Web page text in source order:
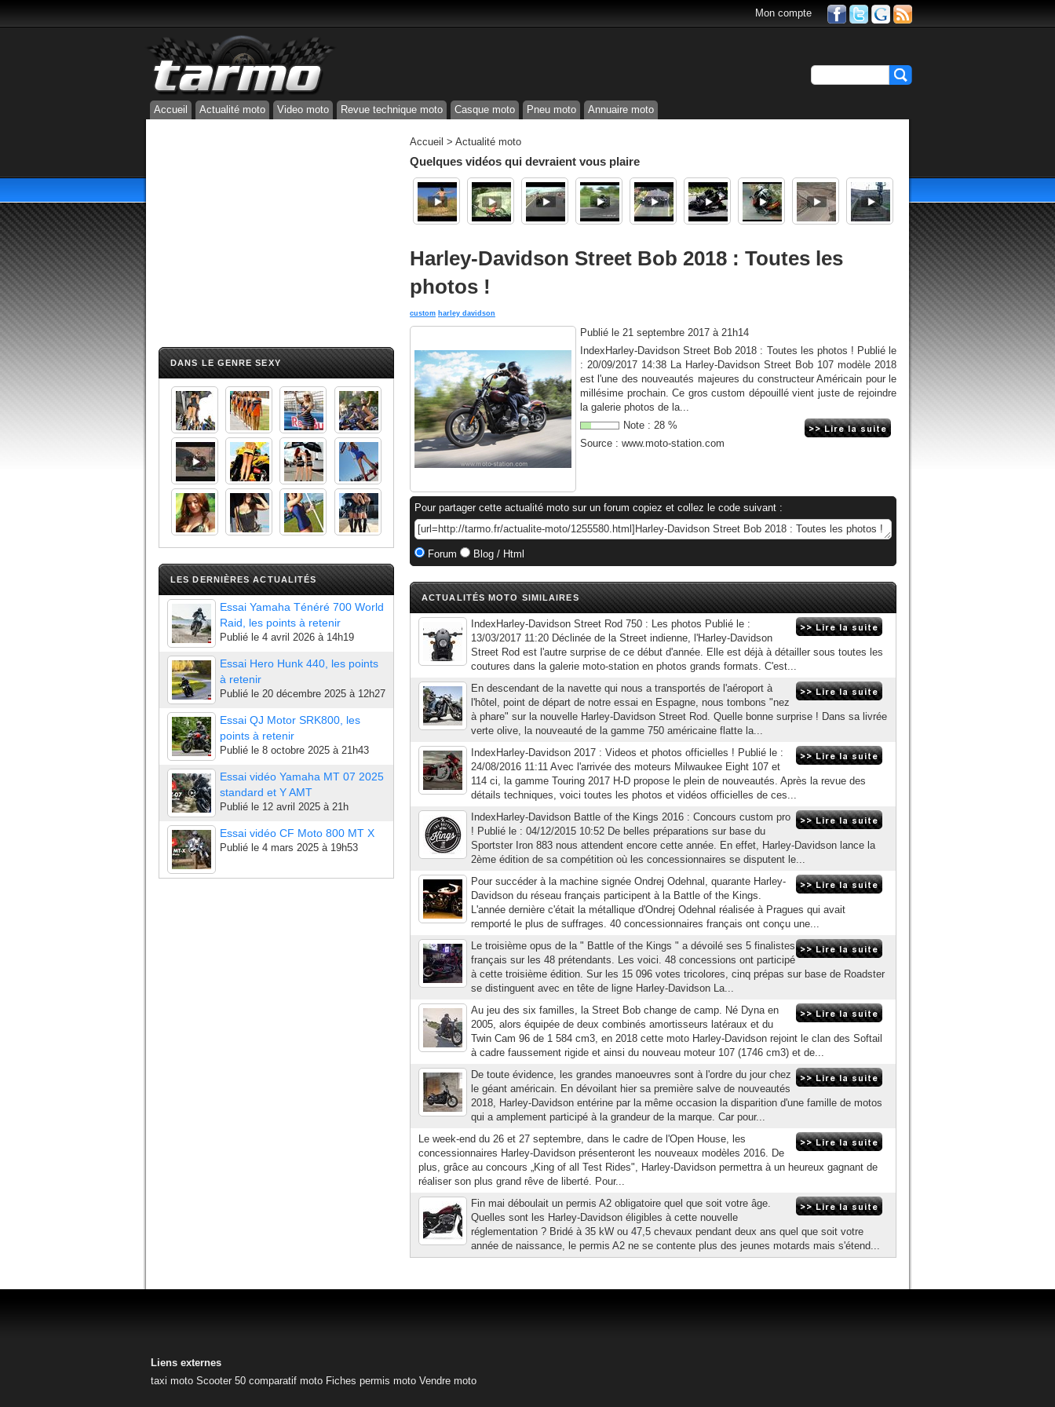
Mon compte
Accueil Actualité moto Video moto Revue technique moto Casque moto Pneu moto Annuaire moto
DANS LE GENRE SEXY
LES DERNIÈRES ACTUALITÉS
Essai Yamaha Ténéré 700 World
Raid, les points à retenir
Publié le 4 avril 2026 à 14h19
Essai Hero Hunk 440, les points
à retenir
Publié le 20 décembre 2025 à 12h27
Essai QJ Motor SRK800, les
points à retenir
Publié le 8 octobre 2025 à 21h43
Essai vidéo Yamaha MT 07 2025
standard et Y AMT
Publié le 12 avril 2025 à 21h
Essai vidéo CF Moto 800 MT X
Publié le 4 mars 2025 à 19h53
Accueil > Actualité moto
Quelques vidéos qui devraient vous plaire
Harley-Davidson Street Bob 2018 : Toutes les
photos !
custom harley davidson
Publié le 21 septembre 2017 à 21h14
IndexHarley-Davidson Street Bob 2018 : Toutes les photos ! Publié le
: 20/09/2017 14:38 La Harley-Davidson Street Bob 107 modèle 2018
est l'une des nouveautés majeures du constructeur Américain pour le
millésime prochain. Ce gros custom dépouillé vient juste de rejoindre
la galerie photos de la...
Note : 28 %
Source : www.moto-station.com
Pour partager cette actualité moto sur un forum copiez et collez le code suivant :
Forum Blog / Html
ACTUALITÉS MOTO SIMILAIRES
IndexHarley-Davidson Street Rod 750 : Les photos Publié le :
13/03/2017 11:20 Déclinée de la Street indienne, l'Harley-Davidson
Street Rod est l'autre surprise de ce début d'année. Elle est déjà à détailler sous toutes les
coutures dans la galerie moto-station en photos grands formats. C'est...
En descendant de la navette qui nous a transportés de l'aéroport à
l'hôtel, point de départ de notre essai en Espagne, nous tombons "nez
à phare" sur la nouvelle Harley-Davidson Street Rod. Quelle bonne surprise ! Dans sa livrée
verte olive, la nouveauté de la gamme 750 américaine flatte la...
IndexHarley-Davidson 2017 : Videos et photos officielles ! Publié le :
24/08/2016 11:11 Avec l'arrivée des moteurs Milwaukee Eight 107 et
114 ci, la gamme Touring 2017 H-D propose le plein de nouveautés. Après la revue des
détails techniques, voici toutes les photos et vidéos officielles de ces...
IndexHarley-Davidson Battle of the Kings 2016 : Concours custom pro
! Publié le : 04/12/2015 10:52 De belles préparations sur base du
Sportster Iron 883 nous attendent encore cette année. En effet, Harley-Davidson lance la
2ème édition de sa compétition où les concessionnaires se disputent le...
Pour succéder à la machine signée Ondrej Odehnal, quarante Harley-
Davidson du réseau français participent à la Battle of the Kings.
L'année dernière c'était la métallique d'Ondrej Odehnal réalisée à Pragues qui avait
remporté le plus de suffrages. 40 concessionnaires français ont conçu une...
Le troisième opus de la " Battle of the Kings " a dévoilé ses 5 finalistes
français sur les 48 prétendants. Les voici. 48 concessions ont participé
à cette troisième édition. Sur les 15 096 votes tricolores, cinq prépas sur base de Roadster
se distinguent avec en tête de ligne Harley-Davidson La...
Au jeu des six familles, la Street Bob change de camp. Né Dyna en
2005, alors équipée de deux combinés amortisseurs latéraux et du
Twin Cam 96 de 1 584 cm3, en 2018 cette moto Harley-Davidson rejoint le clan des Softail
à cadre faussement rigide et ainsi du nouveau moteur 107 (1746 cm3) et de...
De toute évidence, les grandes manoeuvres sont à l'ordre du jour chez
le géant américain. En dévoilant hier sa première salve de nouveautés
2018, Harley-Davidson entérine par la même occasion la disparition d'une famille de motos
qui a amplement participé à la grandeur de la marque. Car pour...
Le week-end du 26 et 27 septembre, dans le cadre de l'Open House, les
concessionnaires Harley-Davidson présenteront les nouveaux modèles 2016. De
plus, grâce au concours „King of all Test Rides", Harley-Davidson permettra à un heureux gagnant de
réaliser son plus grand rêve de liberté. Pour...
Fin mai déboulait un permis A2 obligatoire quel que soit votre âge.
Quelles sont les Harley-Davidson éligibles à cette nouvelle
réglementation ? Bridé à 35 kW ou 47,5 chevaux pendant deux ans quel que soit votre
année de naissance, le permis A2 ne se contente plus des jeunes motards mais s'étend...
Liens externes
taxi moto Scooter 50 comparatif moto Fiches permis moto Vendre moto